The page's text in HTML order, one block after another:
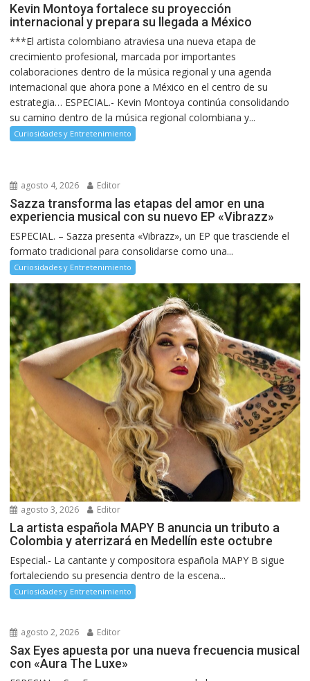
Kevin Montoya fortalece su proyección
internacional y prepara su llegada a México
***El artista colombiano atraviesa una nueva etapa de
crecimiento profesional, marcada por importantes
colaboraciones dentro de la música regional y una agenda
internacional que ahora pone a México en el centro de su
estrategia… ESPECIAL.- Kevin Montoya continúa consolidando
su camino dentro de la música regional colombiana y...
Curiosidades y Entretenimiento
agosto 4, 2026 Editor
Sazza transforma las etapas del amor en una
experiencia musical con su nuevo EP «Vibrazz»
ESPECIAL. – Sazza presenta «Vibrazz», un EP que trasciende el
formato tradicional para consolidarse como una...
Curiosidades y Entretenimiento
agosto 3, 2026 Editor
La artista española MAPY B anuncia un tributo a
Colombia y aterrizará en Medellín este octubre
Especial.- La cantante y compositora española MAPY B sigue
fortaleciendo su presencia dentro de la escena...
Curiosidades y Entretenimiento
agosto 2, 2026 Editor
Sax Eyes apuesta por una nueva frecuencia musical
con «Aura The Luxe»